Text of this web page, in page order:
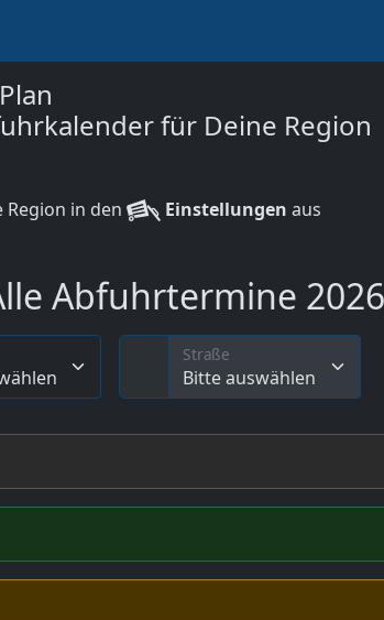
für Deine Region
Region in den Einstellungen aus
Abfuhrtermine
Bitte auswählen
Straße